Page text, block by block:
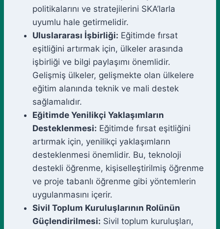
politikalarını ve stratejilerini SKA’larla
uyumlu hale getirmelidir.
Uluslararası İşbirliği: Eğitimde fırsat
eşitliğini artırmak için, ülkeler arasında
işbirliği ve bilgi paylaşımı önemlidir.
Gelişmiş ülkeler, gelişmekte olan ülkelere
eğitim alanında teknik ve mali destek
sağlamalıdır.
Eğitimde Yenilikçi Yaklaşımların
Desteklenmesi: Eğitimde fırsat eşitliğini
artırmak için, yenilikçi yaklaşımların
desteklenmesi önemlidir. Bu, teknoloji
destekli öğrenme, kişiselleştirilmiş öğrenme
ve proje tabanlı öğrenme gibi yöntemlerin
uygulanmasını içerir.
Sivil Toplum Kuruluşlarının Rolünün
Güçlendirilmesi: Sivil toplum kuruluşları,